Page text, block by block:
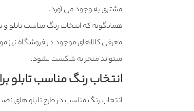
مشتری به وجود می آورد.
همانگونه که انتخاب رنگ مناسب تابلو و
معرفی کالاهای موجود در فروشگاه نیز
میتواند منجر به شکست بشود.
انتخاب رنگ مناسب تابلو
انتخاب رنگ مناسب در طرح تابلو های